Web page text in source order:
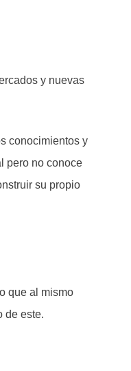
y nuevas
conocimientos y
pero no conoce
su propio
que al mismo
de este.